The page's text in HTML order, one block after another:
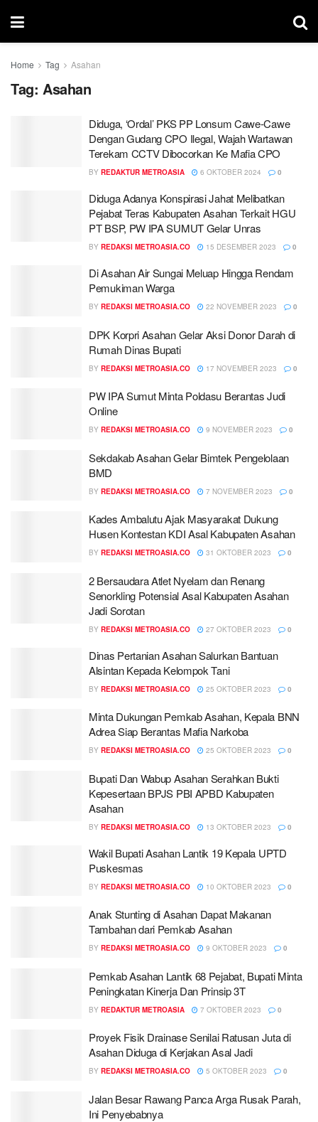
Home Tag Asahan
Tag: Asahan
Diduga, ‘Ordal’ PKS PP Lonsum Cawe-Cawe
Dengan Gudang CPO Ilegal, Wajah Wartawan
Terekam CCTV Dibocorkan Ke Mafia CPO
BY REDAKTUR METROASIA 6 OKTOBER 2024 0
Diduga Adanya Konspirasi Jahat Melibatkan
Pejabat Teras Kabupaten Asahan Terkait HGU
PT BSP, PW IPA SUMUT Gelar Unras
BY REDAKSI METROASIA.CO 15 DESEMBER 2023 0
Di Asahan Air Sungai Meluap Hingga Rendam
Pemukiman Warga
BY REDAKSI METROASIA.CO 22 NOVEMBER 2023 0
DPK Korpri Asahan Gelar Aksi Donor Darah di
Rumah Dinas Bupati
BY REDAKSI METROASIA.CO 17 NOVEMBER 2023 0
PW IPA Sumut Minta Poldasu Berantas Judi
Online
BY REDAKSI METROASIA.CO 9 NOVEMBER 2023 0
Sekdakab Asahan Gelar Bimtek Pengelolaan
BMD
BY REDAKSI METROASIA.CO 7 NOVEMBER 2023 0
Kades Ambalutu Ajak Masyarakat Dukung
Husen Kontestan KDI Asal Kabupaten Asahan
BY REDAKSI METROASIA.CO 31 OKTOBER 2023 0
2 Bersaudara Atlet Nyelam dan Renang
Senorkling Potensial Asal Kabupaten Asahan
Jadi Sorotan
BY REDAKSI METROASIA.CO 27 OKTOBER 2023 0
Dinas Pertanian Asahan Salurkan Bantuan
Alsintan Kepada Kelompok Tani
BY REDAKSI METROASIA.CO 25 OKTOBER 2023 0
Minta Dukungan Pemkab Asahan, Kepala BNN
Adrea Siap Berantas Mafia Narkoba
BY REDAKSI METROASIA.CO 25 OKTOBER 2023 0
Bupati Dan Wabup Asahan Serahkan Bukti
Kepesertaan BPJS PBI APBD Kabupaten
Asahan
BY REDAKSI METROASIA.CO 13 OKTOBER 2023 0
Wakil Bupati Asahan Lantik 19 Kepala UPTD
Puskesmas
BY REDAKSI METROASIA.CO 10 OKTOBER 2023 0
Anak Stunting di Asahan Dapat Makanan
Tambahan dari Pemkab Asahan
BY REDAKSI METROASIA.CO 9 OKTOBER 2023 0
Pemkab Asahan Lantik 68 Pejabat, Bupati Minta
Peningkatan Kinerja Dan Prinsip 3T
BY REDAKTUR METROASIA 7 OKTOBER 2023 0
Proyek Fisik Drainase Senilai Ratusan Juta di
Asahan Diduga di Kerjakan Asal Jadi
BY REDAKSI METROASIA.CO 5 OKTOBER 2023 0
Jalan Besar Rawang Panca Arga Rusak Parah,
Ini Penyebabnya